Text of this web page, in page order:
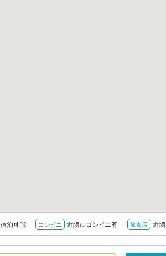
宿泊可能 コンビニ 近隣にコンビニ有 飲食店 近